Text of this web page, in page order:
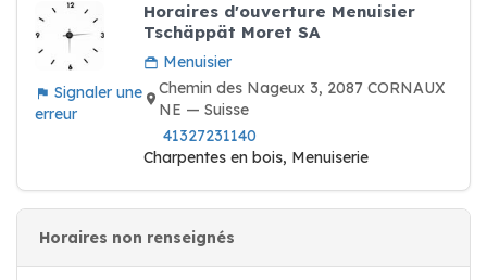
Signaler une
erreur
Horaires d'ouverture Menuisier
Tschäppät Moret SA
Menuisier
Chemin des Nageux 3, 2087 CORNAUX
NE — Suisse
41327231140
Charpentes en bois, Menuiserie
Horaires non renseignés